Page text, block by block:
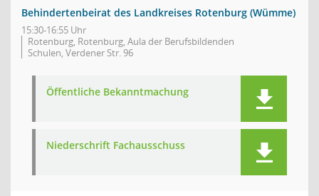
Behindertenbeirat des Landkreises Rotenburg (Wümme)
15:30-16:55 Uhr
Rotenburg, Rotenburg, Aula der Berufsbildenden
Schulen, Verdener Str. 96
Öffentliche Bekanntmachung
Niederschrift Fachausschuss